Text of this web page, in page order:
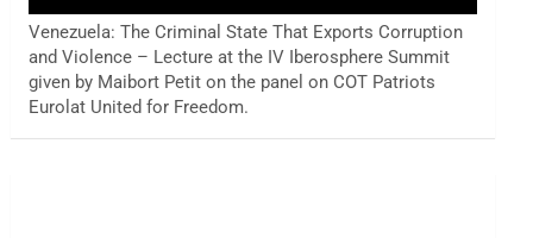
Venezuela: The Criminal State That Exports Corruption
and Violence – Lecture at the IV Iberosphere Summit
given by Maibort Petit on the panel on COT Patriots
Eurolat United for Freedom.